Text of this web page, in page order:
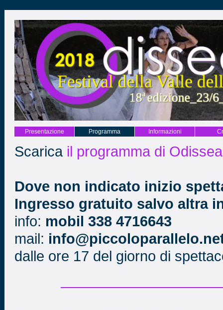
Presentazione Programma Informazioni
Scarica il programma di
Dove non indicato inizio
Ingresso gratuito salvo altra
info: mobil 338 4716643
mail:
dalle ore 17 del giorno di